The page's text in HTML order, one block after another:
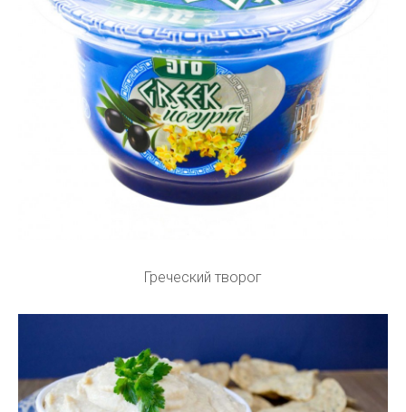
Греческий творог